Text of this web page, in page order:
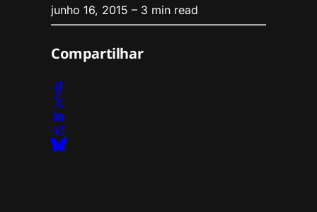
junho 16, 2015 – 3 min read
Compartilhar